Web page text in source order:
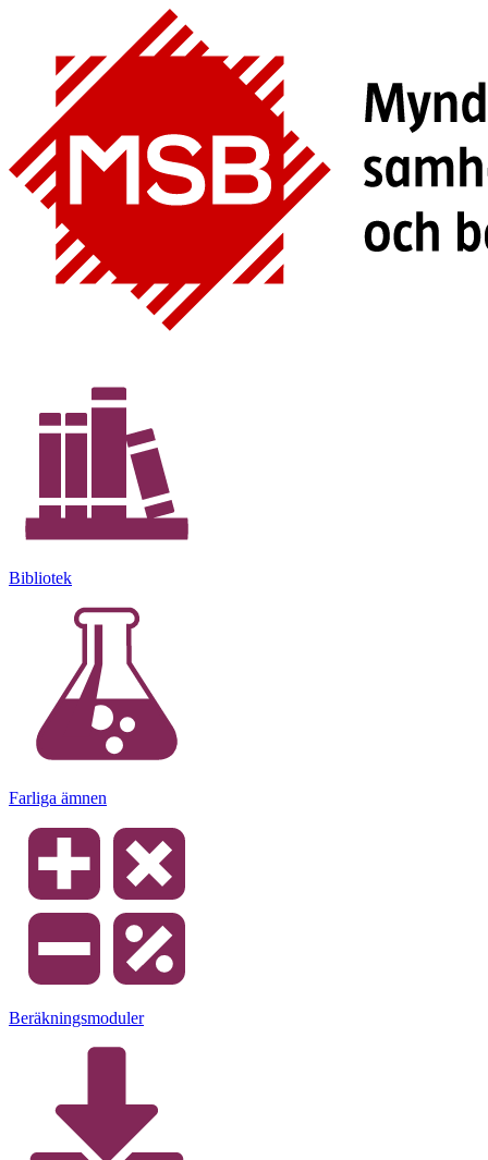
Bibliotek
Farliga ämnen
Beräkningsmoduler